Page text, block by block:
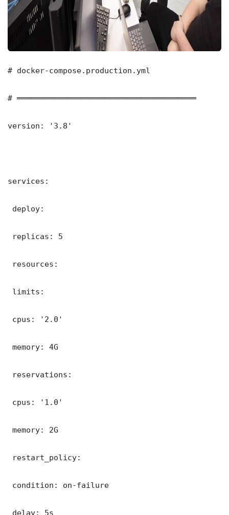
# docker-compose.production.yml
# ═══════════════════════════════════════
version: '3.8'
services:
deploy:
replicas: 5
resources:
limits:
cpus: '2.0'
memory: 4G
reservations:
cpus: '1.0'
memory: 2G
restart_policy:
condition: on-failure
delay: 5s